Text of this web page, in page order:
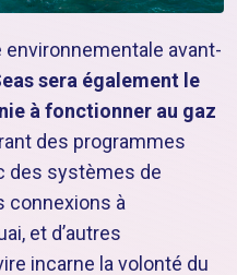
environnementale avant-
sera également le
à fonctionner au gaz
des programmes
des systèmes de
connexions à
et d’autres
incarne la volonté du